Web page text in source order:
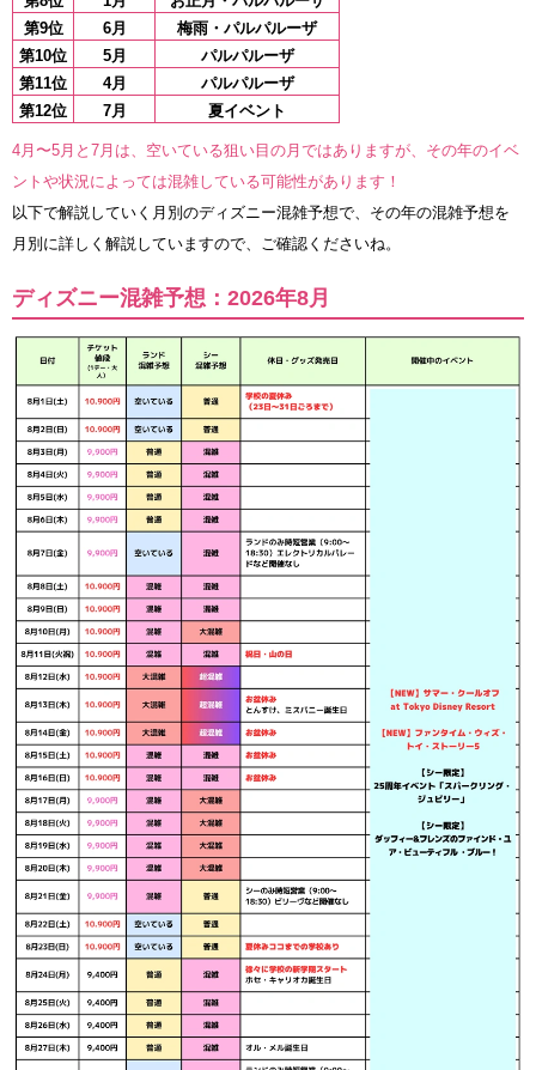
第9位
6月
梅雨・パルパルーザ
第10位
5月
パルパルーザ
第11位
4月
パルパルーザ
第12位
7月 夏イベント
4月〜5月と7月は、空いている狙い目の月ではありますが、その年のイベ
ントや状況によっては混雑している可能性があります！
以下で解説していく月別のディズニー混雑予想で、その年の混雑予想を
月別に詳しく解説していますので、ご確認くださいね。
ディズニー混雑予想：2026年8月